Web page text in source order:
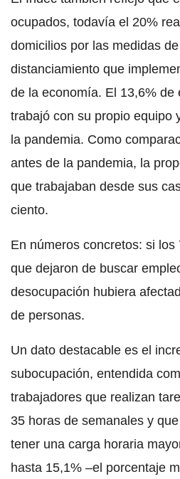
ocupados, todavía el 20%
domicilios por las medidas
distanciamiento que
de la economía. El 13,6% de
trabajó con su propio equipo
la pandemia. Como
antes de la pandemia, la
que trabajaban desde sus
ciento.
En números concretos: si
que dejaron de buscar
desocupación hubiera
de personas.
Un dato destacable es el
subocupación, entendida
trabajadores que realizan
35 horas de semanales y
tener una carga horaria
hasta 15,1% –el porcentaje